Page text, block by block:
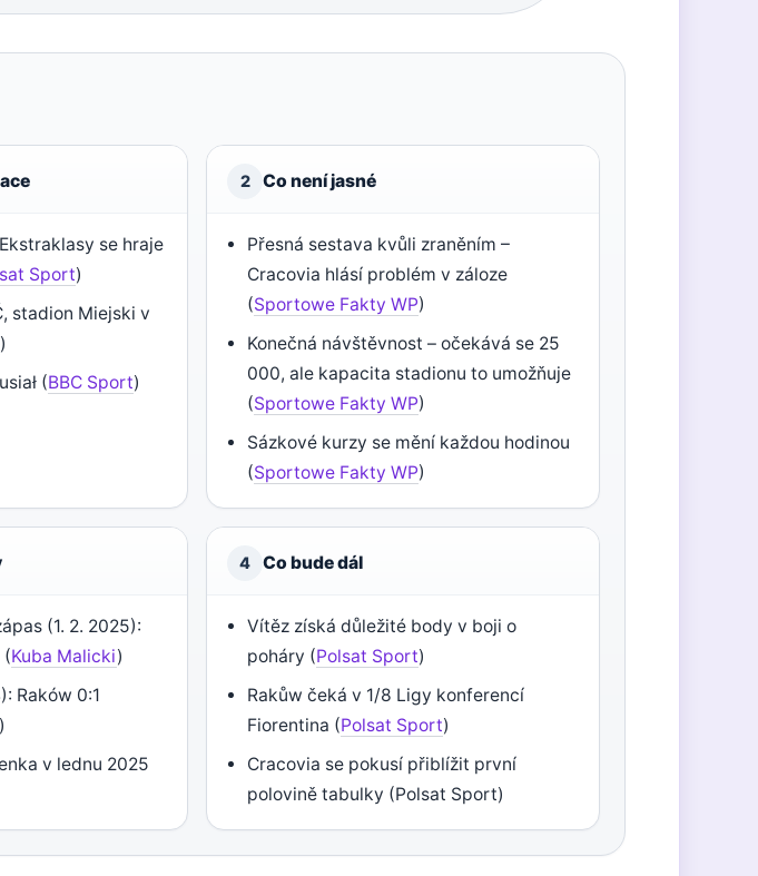
se hraje
Sport)
stadion Miejski v
)
(BBC Sport)
2 Co není jasné
Přesná sestava kvůli zraněním –
Cracovia hlásí problém v záloze
(Sportowe Fakty WP)
Konečná návštěvnost – očekává se 25
000, ale kapacita stadionu to umožňuje
(Sportowe Fakty WP)
Sázkové kurzy se mění každou hodinou
(Sportowe Fakty WP)
(1. 2. 2025):
(Kuba Malicki)
Raków 0:1
)
v lednu 2025
4 Co bude dál
Vítěz získá důležité body v boji o
poháry (Polsat Sport)
Rakůw čeká v 1/8 Ligy konferencí
Fiorentina (Polsat Sport)
Cracovia se pokusí přiblížit první
polovině tabulky (Polsat Sport)